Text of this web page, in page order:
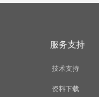
技术支持
资料下载
服务支持